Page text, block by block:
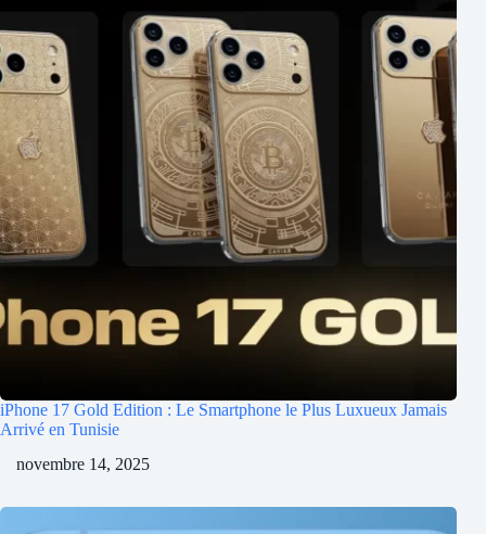
iPhone 17 Gold Edition : Le Smartphone le Plus Luxueux Jamais
Arrivé en Tunisie
novembre 14, 2025